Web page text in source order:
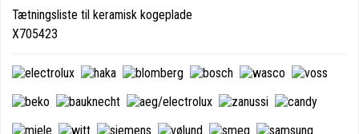
Tætningsliste til keramisk kogeplade
X705423